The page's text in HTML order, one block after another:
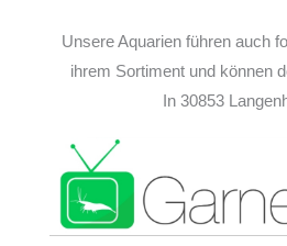
Unsere Aquarien führen auch
ihrem Sortiment und können
In 30853